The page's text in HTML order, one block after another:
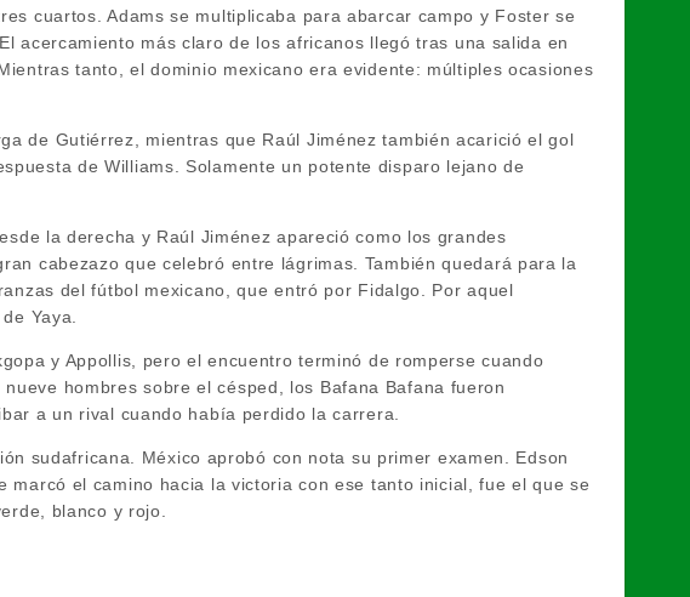
cuartos. Adams se multiplicaba para abarcar campo y Foster se
acercamiento más claro de los africanos llegó tras una salida en
tanto, el dominio mexicano era evidente: múltiples ocasiones
de Gutiérrez, mientras que Raúl Jiménez también acarició el gol
de Williams. Solamente un potente disparo lejano de
la derecha y Raúl Jiménez apareció como los grandes
cabezazo que celebró entre lágrimas. También quedará para la
del fútbol mexicano, que entró por Fidalgo. Por aquel
Yaya.
y Appollis, pero el encuentro terminó de romperse cuando
hombres sobre el césped, los Bafana Bafana fueron
a un rival cuando había perdido la carrera.
sudafricana. México aprobó con nota su primer examen. Edson
el camino hacia la victoria con ese tanto inicial, fue el que se
blanco y rojo.